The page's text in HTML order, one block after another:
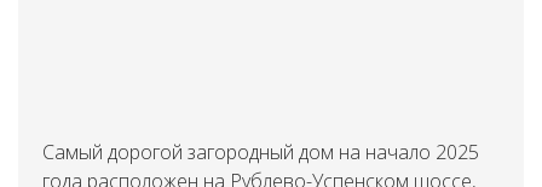
Самый дорогой загородный дом на начало 2025
года расположен на Рублево-Успенском шоссе,